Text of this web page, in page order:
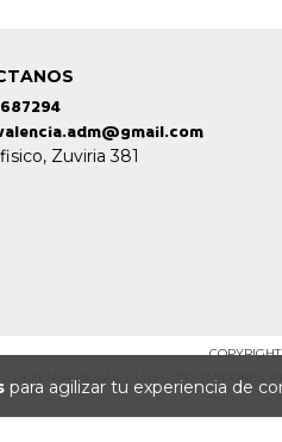
para agilizar tu experiencia de
Zuviria 381
DEFENSA DE LAS Y LOS CONSUMIDORES.